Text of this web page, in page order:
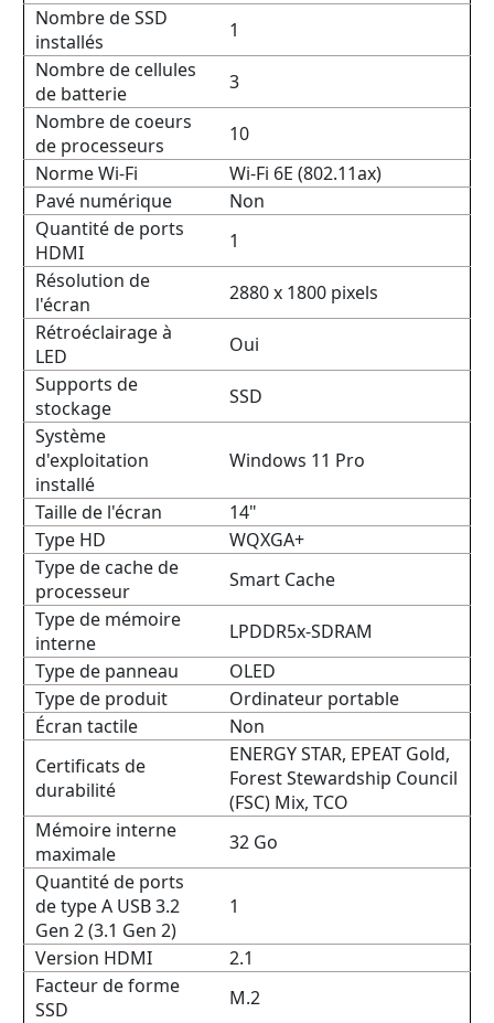
Nombre de SSD
installés
1
Nombre de cellules
de batterie
3
Nombre de coeurs
de processeurs
10
Norme Wi-Fi
Wi-Fi 6E (802.11ax)
Pavé numérique
Non
Quantité de ports
HDMI
1
Résolution de
l'écran
2880 x 1800 pixels
Rétroéclairage à
LED
Oui
Supports de
stockage
SSD
Système
d'exploitation
installé
Windows 11 Pro
Taille de l'écran
14"
Type HD
WQXGA+
Type de cache de
processeur
Smart Cache
Type de mémoire
interne
LPDDR5x-SDRAM
Type de panneau
OLED
Type de produit
Ordinateur portable
Écran tactile
Non
Certificats de
durabilité
ENERGY STAR, EPEAT Gold,
Forest Stewardship Council
(FSC) Mix, TCO
Mémoire interne
maximale
32 Go
Quantité de ports
de type A USB 3.2
Gen 2 (3.1 Gen 2)
1
Version HDMI
2.1
Facteur de forme
SSD
M.2